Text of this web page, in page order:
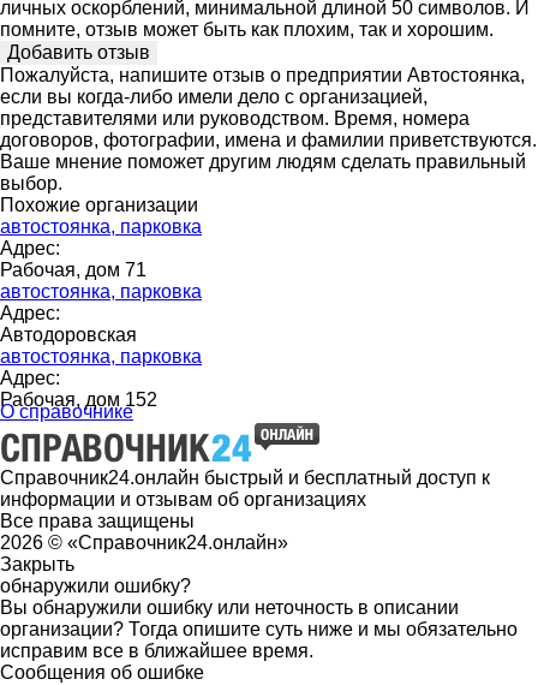
личных оскорблений, минимальной длиной 50 символов. И
помните, отзыв может быть как плохим, так и хорошим.
Пожалуйста, напишите отзыв о предприятии Автостоянка,
если вы когда-либо имели дело с организацией,
представителями или руководством. Время, номера
договоров, фотографии, имена и фамилии приветствуются.
Ваше мнение поможет другим людям сделать правильный
выбор.
Похожие организации
автостоянка, парковка
Адрес:
Рабочая, дом 71
автостоянка, парковка
Адрес:
Автодоровская
автостоянка, парковка
Адрес:
Рабочая, дом 152
О справочнике
Справочник24.онлайн быстрый и бесплатный доступ к
информации и отзывам об организациях
Все права защищены
2026 © «Справочник24.онлайн»
Закрыть
обнаружили ошибку?
Вы обнаружили ошибку или неточность в описании
организации? Тогда опишите суть ниже и мы обязательно
исправим все в ближайшее время.
Сообщения об ошибке